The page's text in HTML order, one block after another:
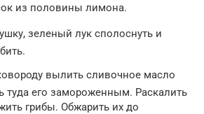
из половины лимона.
зеленый лук сполоснуть и
вылить сливочное масло
туда его замороженным. Раскалить
грибы. Обжарить их до